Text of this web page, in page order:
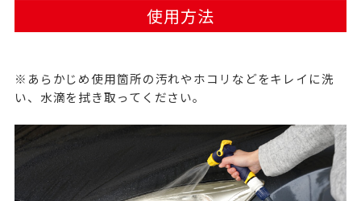
使用方法
※あらかじめ使用箇所の汚れやホコリなどをキレイに洗
い、水滴を拭き取ってください。